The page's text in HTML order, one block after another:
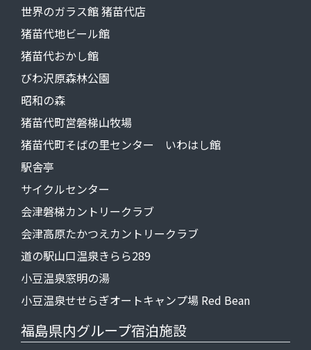
世界のガラス館 猪苗代店
猪苗代地ビール館
猪苗代おかし館
びわ沢原森林公園
昭和の森
猪苗代町営磐梯山牧場
猪苗代町そばの里センター いわはし館
駅舎亭
サイクルセンター
会津磐梯カントリークラブ
会津高原たかつえカントリークラブ
道の駅山口温泉きらら289
小豆温泉窓明の湯
小豆温泉せせらぎオートキャンプ場 Red Bean
福島県内グループ宿泊施設